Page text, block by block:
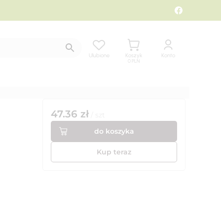
Ulubione
Koszyk
0 PLN
Konto
47.36 zł
do koszyka
Kup teraz